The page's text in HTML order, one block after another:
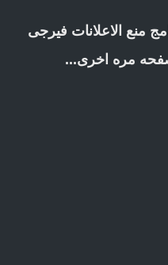
منع الاعلانات فيرجى
مره اخرى...